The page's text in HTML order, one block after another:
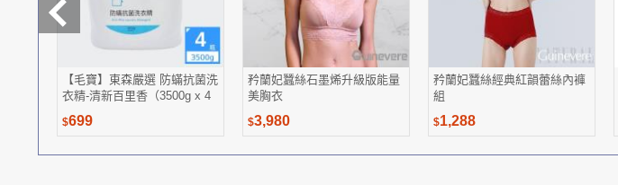
【毛寶】東森嚴選 防蟎抗菌洗
衣精-清新百里香（3500g x 4
瓶/原箱組）
$699
矜蘭妃蠶絲石墨烯升級版能量
美胸衣
$3,980
矜蘭妃蠶絲經典紅韻蕾絲內褲
組
$1,288